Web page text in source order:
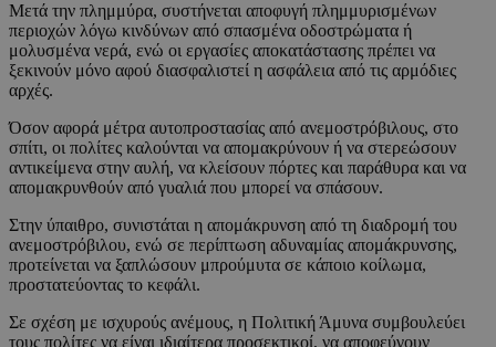
Μετά την πλημμύρα, συστήνεται αποφυγή πλημμυρισμένων
περιοχών λόγω κινδύνων από σπασμένα οδοστρώματα ή
μολυσμένα νερά, ενώ οι εργασίες αποκατάστασης πρέπει να
ξεκινούν μόνο αφού διασφαλιστεί η ασφάλεια από τις αρμόδιες
αρχές.
Όσον αφορά μέτρα αυτοπροστασίας από ανεμοστρόβιλους, στο
σπίτι, οι πολίτες καλούνται να απομακρύνουν ή να στερεώσουν
αντικείμενα στην αυλή, να κλείσουν πόρτες και παράθυρα και να
απομακρυνθούν από γυαλιά που μπορεί να σπάσουν.
Στην ύπαιθρο, συνιστάται η απομάκρυνση από τη διαδρομή του
ανεμοστρόβιλου, ενώ σε περίπτωση αδυναμίας απομάκρυνσης,
προτείνεται να ξαπλώσουν μπρούμυτα σε κάποιο κοίλωμα,
προστατεύοντας το κεφάλι.
Σε σχέση με ισχυρούς ανέμους, η Πολιτική Άμυνα συμβουλεύει
τους πολίτες να είναι ιδιαίτερα προσεκτικοί, να αποφεύγουν